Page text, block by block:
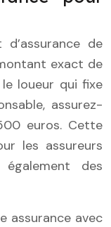
de
exact de
loueur qui fixe
assurez-
euros. Cette
les assureurs
des
assurance avec